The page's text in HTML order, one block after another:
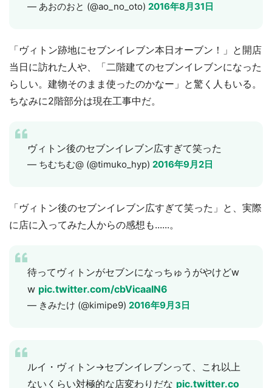
— あおのおと (@ao_no_oto) 2016年8月31日
「ヴィトン跡地にセブンイレブン本日オーブン！」と開店
当日に訪れた人や、「二階建てのセブンイレブンになった
らしい。建物そのまま使ったのかなー」と驚く人もいる。
ちなみに2階部分は現在工事中だ。
ヴィトン後のセブンイレブン広すぎて笑った
— ちむちむ@ (@timuko_hyp) 2016年9月2日
「ヴィトン後のセブンイレブン広すぎて笑った」と、実際
に店に入ってみた人からの感想も......。
待ってヴィトンがセブンになっちゅうがやけどw
w pic.twitter.com/cbVicaaIN6
— きみたけ (@kimipe9) 2016年9月3日
ルイ・ヴィトン→セブンイレブンって、これ以上
ないくらい対極的な店変わりだな pic.twitter.co